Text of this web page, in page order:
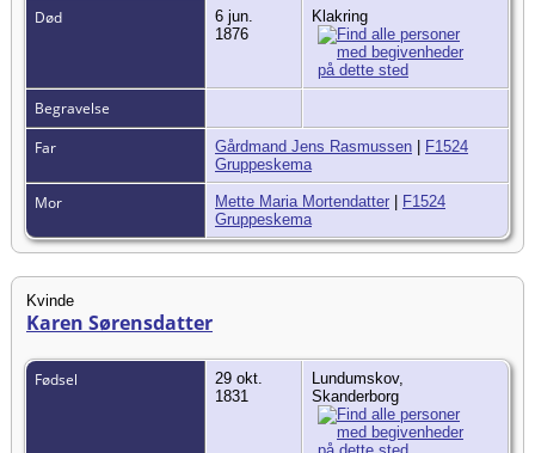
Død
6 jun.
1876
Klakring
Begravelse
Far
Gårdmand Jens Rasmussen
F1524
Gruppeskema
Mor Mette Maria Mortendatter
F1524
Gruppeskema
Kvinde
Karen Sørensdatter
Fødsel
29 okt.
1831
Lundumskov,
Skanderborg